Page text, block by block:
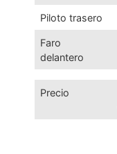
Piloto trasero
Faro
delantero
Precio